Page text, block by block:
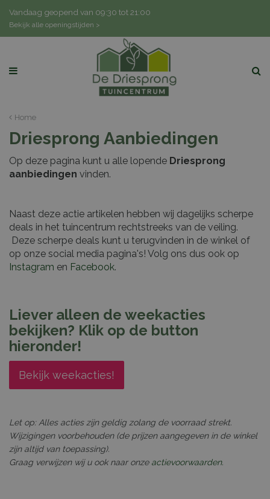
Home
Vandaag geopend van 09:30 tot21:00
Bekijk alle openingstijden >
Driesprong Aanbiedingen
Op deze pagina kunt u alle lopende Driesprong
aanbiedingen vinden.
Naast deze actie artikelen hebben wij dagelijks scherpe
deals in het tuincentrum rechtstreeks van de veiling.
Deze scherpe deals kunt u terugvinden in de winkel of
op onze social media pagina's! Volg ons dus ook op
Instagram en Facebook.
Liever alleen de weekacties
bekijken? Klik op de button
hieronder!
Bekijk weekacties!
Let op: Alles acties zijn geldig zolang de voorraad strekt.
Wijzigingen voorbehouden (de prijzen aangegeven in de winkel
zijn altijd van toepassing).
Graag verwijzen wij u ook naar onze actievoorwaarden.